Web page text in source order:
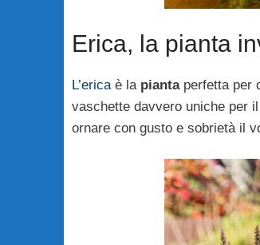
Erica, la pianta
L’erica è la piantaperfetta per
vaschette davvero uniche per
ornare con gusto e sobrietà il